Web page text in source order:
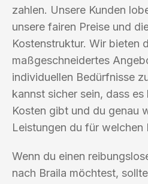
zahlen. Unsere Kunden
unsere fairen Preise und
Kostenstruktur. Wir bieten
maßgeschneidertes
individuellen Bedürfnisse
kannst sicher sein, dass
Kosten gibt und du genau
Leistungen du für welchen
Wenn du einen
nach Braila möchtest,